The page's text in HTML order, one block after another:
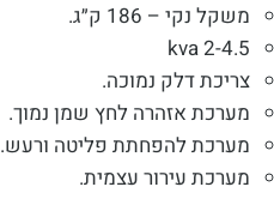
משקל נקי – 186 ק״ג.
2-4.5 kva
צריכת דלק נמוכה.
מערכת אזהרה לחץ שמן נמוך.
מערכת להפחתת פליטה ורעש.
מערכת עירור עצמית.